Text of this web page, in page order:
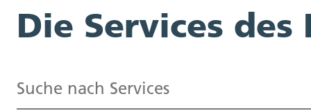
Die Services des
Suchen